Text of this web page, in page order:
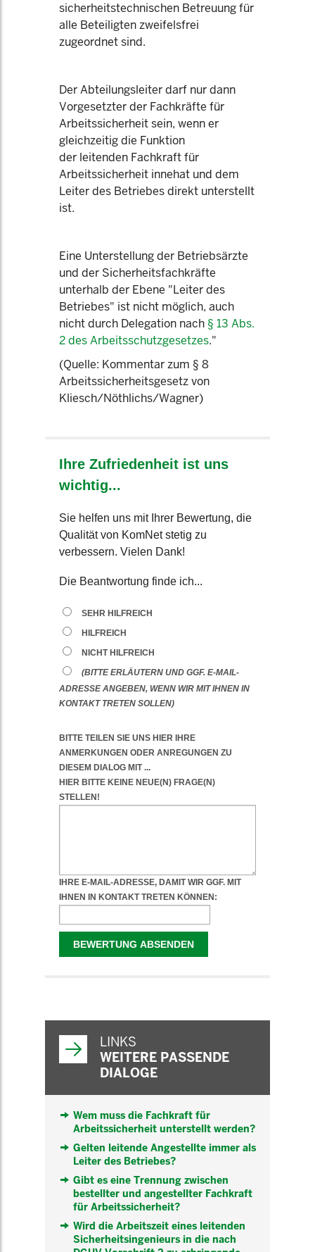
sicherheitstechnischen Betreuung für
alle Beteiligten zweifelsfrei
zugeordnet sind.
Der Abteilungsleiter darf nur dann
Vorgesetzter der Fachkräfte für
Arbeitssicherheit sein, wenn er
gleichzeitig die Funktion
der leitenden Fachkraft für
Arbeitssicherheit innehat und dem
Leiter des Betriebes direkt unterstellt
ist.
Eine Unterstellung der Betriebsärzte
und der Sicherheitsfachkräfte
unterhalb der Ebene "Leiter des
Betriebes" ist nicht möglich, auch
nicht durch Delegation nach § 13 Abs.
2 des Arbeitsschutzgesetzes."
(Quelle: Kommentar zum § 8
Arbeitssicherheitsgesetz von
Kliesch/Nöthlichs/Wagner)
LINKS
WEITERE PASSENDE
DIALOGE
Wem muss die Fachkraft für
Arbeitssicherheit unterstellt werden?
Gelten leitende Angestellte immer als
Leiter des Betriebes?
Gibt es eine Trennung zwischen
bestellter und angestellter Fachkraft
für Arbeitssicherheit?
Wird die Arbeitszeit eines leitenden
Sicherheitsingenieurs in die nach